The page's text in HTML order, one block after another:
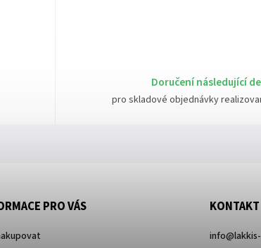
Doručení následující
pro skladové objednávky
PRO VÁS KONTAKT
info@